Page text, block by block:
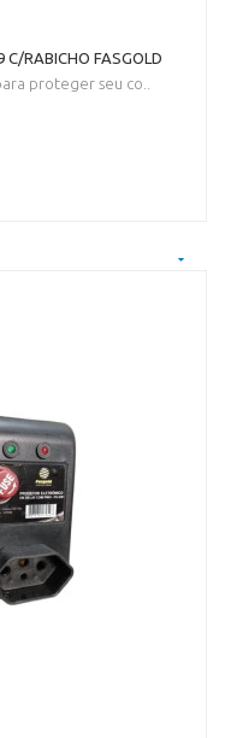
C/RABICHO FASGOLD
proteger seu co..